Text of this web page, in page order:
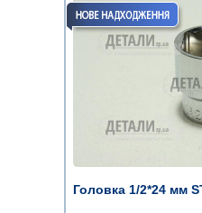
Головка 1/2*24 мм